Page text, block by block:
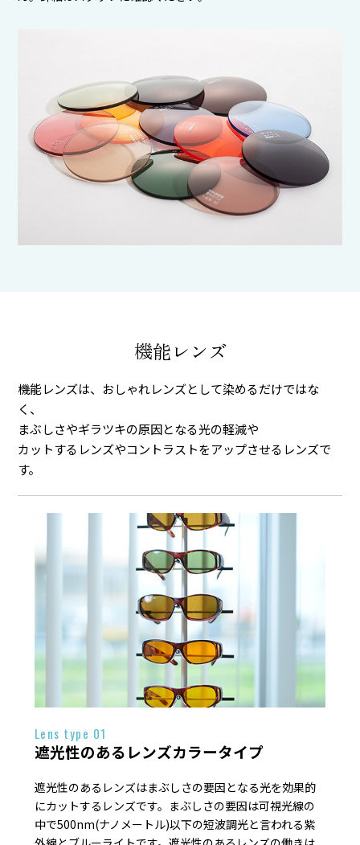
機能レンズ
機能レンズは、おしゃれレンズとして染めるだけではな
く、
まぶしさやギラツキの原因となる光の軽減や
カットするレンズやコントラストをアップさせるレンズで
す。
Lens type 01
遮光性のあるレンズカラータイプ
遮光性のあるレンズはまぶしさの要因となる光を効果的
にカットするレンズです。まぶしさの要因は可視光線の
中で500nm(ナノメートル)以下の短波調光と言われる紫